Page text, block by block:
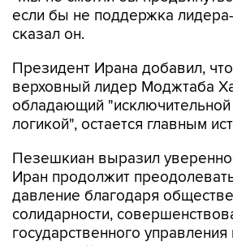
Президент Ирана добавил, что
обладающий "исключительной
логикой", остается главным
Пезешкиан выразил
давление благодаря
солидарности,
государственного
инвестиций в научно-